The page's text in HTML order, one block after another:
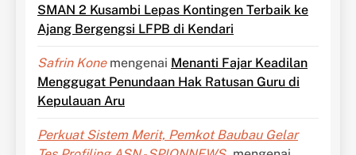
SMAN 2 Kusambi Lepas Kontingen Terbaik ke
Ajang Bergengsi LFPB di Kendari
Safrin Konemengenai Menanti Fajar Keadilan
Menggugat Penundaan Hak Ratusan Guru di
Kepulauan Aru
Perkuat Sistem Merit, Pemkot Baubau Gelar